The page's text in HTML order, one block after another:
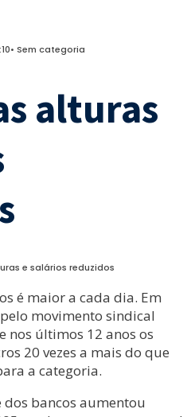
• Sem categoria
alturas
e salários reduzidos
é maior a cada dia. Em
movimento sindical
nos últimos 12 anos os
20 vezes a mais do que
a categoria.
bancos aumentou